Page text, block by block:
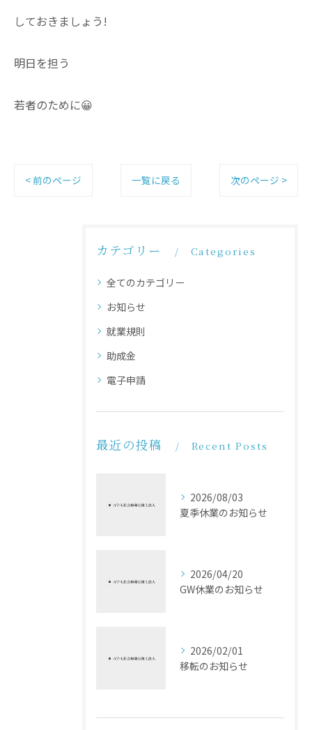
しておきましょう!
明日を担う
若者のために😀
< 前のページ 一覧に戻る 次のページ >
カテゴリー Categories
全てのカテゴリー
お知らせ
就業規則
助成金
電子申請
最近の投稿 Recent Posts
2026/08/03
夏季休業のお知らせ
2026/04/20
GW休業のお知らせ
2026/02/01
移転のお知らせ